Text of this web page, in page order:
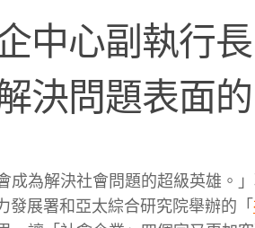
中心副執行
決問題表面的
成為解決社會問題的超級英雄。
發展署和亞太綜合研究院舉辦的「